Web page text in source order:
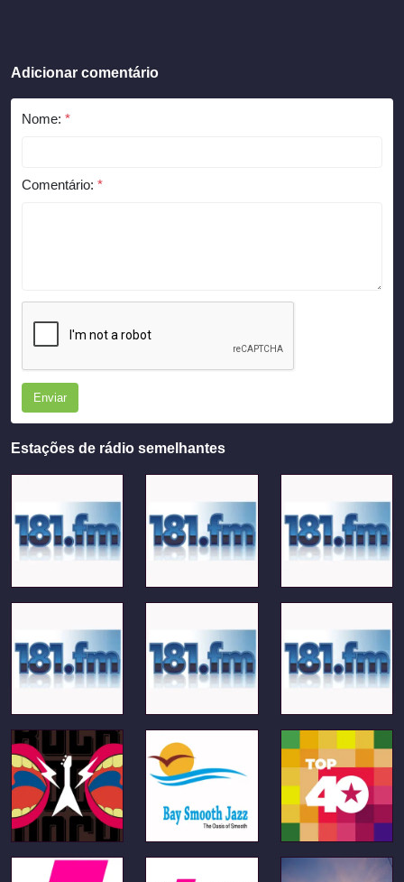
Adicionar comentário
Nome: *
Comentário: *
Enviar
Estações de rádio semelhantes